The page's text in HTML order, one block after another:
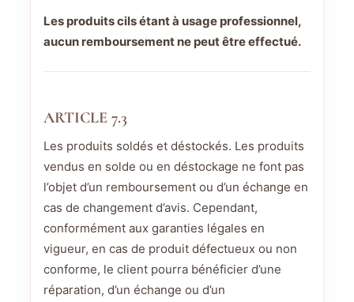
Les produits cils étant à usage professionnel,
aucun remboursement ne peut être effectué.
ARTICLE 7.3
Les produits soldés et déstockés. Les produits
vendus en solde ou en déstockage ne font pas
l’objet d’un remboursement ou d’un échange en
cas de changement d’avis. Cependant,
conformément aux garanties légales en
vigueur, en cas de produit défectueux ou non
conforme, le client pourra bénéficier d’une
réparation, d’un échange ou d’un